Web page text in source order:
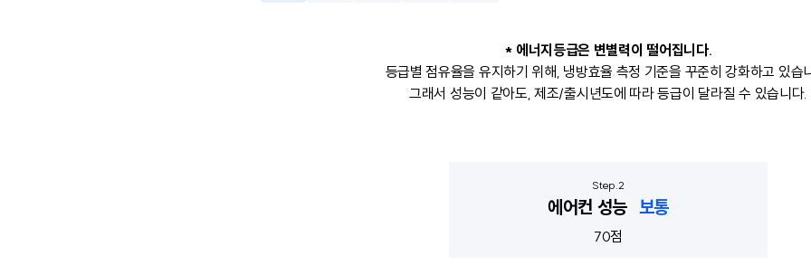
* 에너지등급은 변별력이 떨어집니다.
등급별 점유율을 유지하기 위해, 냉방효율 측정 기준을 꾸준히 강화하고 있습
그래서 성능이 같아도, 제조/출시년도에 따라 등급이 달라질 수 있습니다.
에어컨 성능 보통
70점